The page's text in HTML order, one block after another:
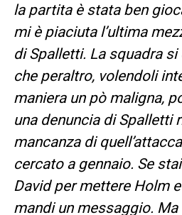
la partita è stata ben
mi è piaciuta l’ultima
di Spalletti. La squadra
che peraltro, volendoli
maniera un pò maligna,
una denuncia di Spalletti
mancanza di
cercato a gennaio. Se
David per mettere Holm
mandi un messaggio.